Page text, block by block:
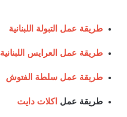
طريقة عمل التبولة اللبنانية
طريقة عمل العرايس اللبنانية
طريقة عمل سلطة الفتوش
طريقة عمل اكلات دايت